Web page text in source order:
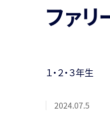
ファ
１・２・３年生
2024.07.5